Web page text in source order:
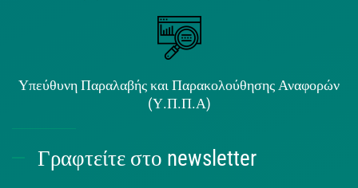
Υπεύθυνη Παραλαβής και Παρακολούθησης Αναφορών
(Υ.Π.Π.Α)
Γραφτείτε στο newsletter